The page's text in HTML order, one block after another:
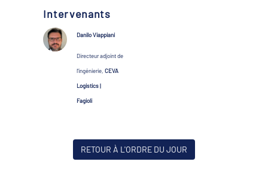
Intervenants
Danilo Viappiani
Directeur adjoint de
l'ingénierie, CEVA
Logistics |
Fagioli
RETOUR À L'ORDRE DU JOUR